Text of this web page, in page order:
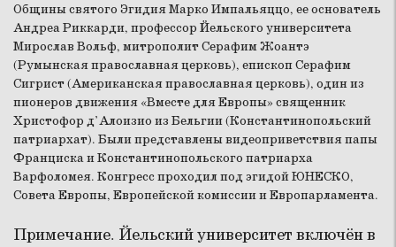
Общины святого Эгидия Марко Импальяццо, ее основатель
Андреа Риккарди, профессор Йельского университета
Мирослав Вольф, митрополит Серафим Жоантэ
(Румынская православная церковь), епископ Серафим
Сигрист (Американская православная церковь), один из
пионеров движения «Вместе для Европы» священник
Христофор д’Алоизио из Бельгии (Константинопольский
патриархат). Были представлены видеоприветствия папы
Франциска и Константинопольского патриарха
Варфоломея. Конгресс проходил под эгидой ЮНЕСКО,
Совета Европы, Европейской комиссии и Европарламента.
Примечание. Йельский университет включён в